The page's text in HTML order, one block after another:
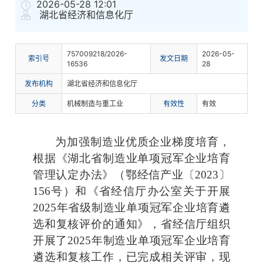
2026-05-28 12:01
湖北省经济和信息化厅
索引 号
757009218/2026-
16536
发文日期
2026-05-
28
发布机构 湖北省经济和信息化厅
分类 机械制造与重工业 有效性 有效
为加强制造业优质企业梯度培育，
根据《湖北省制造业单项冠军企业培育
管理认定办法》（鄂经信产业〔2023〕
156号）和《省经信厅办公室关于开展
2025年省级制造业单项冠军企业培育遴
选和复核评价的通知》，省经信厅组织
开展了2025年制造业单项冠军企业培育
遴选和复核工作，已完成相关评审，现